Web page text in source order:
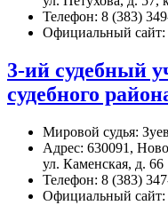
Телефон: 8 (383)
Официальный сайт:
3-ий судебный
судебного
Мировой судья:
Адрес: 630091,
ул. Каменская, д. 66
Телефон: 8 (383)
Официальный сайт: